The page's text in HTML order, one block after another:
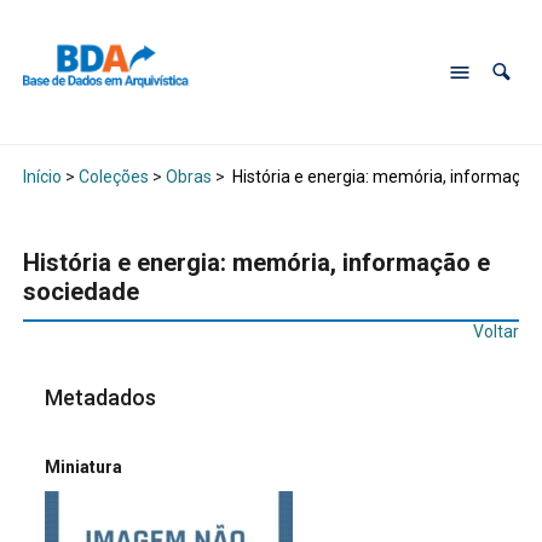
Início > Coleções > Obras > História e energia: memória,
História e energia: memória, informação e
sociedade
Voltar
Metadados
Miniatura